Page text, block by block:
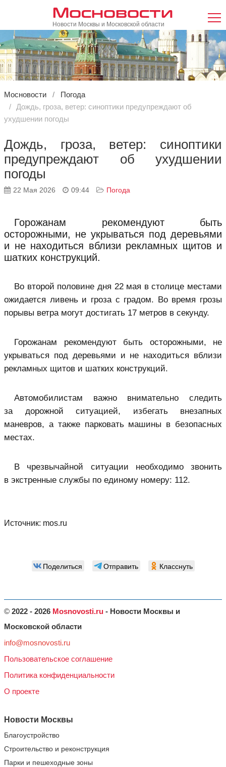
Мосновости
Новости Москвы и Московской области
Мосновости
Погода
Дождь, гроза, ветер: синоптики предупреждают об
ухудшении погоды
Дождь, гроза, ветер: синоптики
предупреждают об ухудшении
погоды
22 Мая 2026 09:44 Погода
Горожанам рекомендуют быть
осторожными, не укрываться под деревьями
и не находиться вблизи рекламных щитов и
шатких конструкций.
Во второй половине дня 22 мая в столице местами
ожидается ливень и гроза с градом. Во время грозы
порывы ветра могут достигать 17 метров в секунду.
Горожанам рекомендуют быть осторожными, не
укрываться под деревьями и не находиться вблизи
рекламных щитов и шатких конструкций.
Автомобилистам важно внимательно следить
за дорожной ситуацией, избегать внезапных
маневров, а также парковать машины в безопасных
местах.
В чрезвычайной ситуации необходимо звонить
в экстренные службы по единому номеру: 112.
Источник: mos.ru
Поделиться Отправить Класснуть
© 2022 - 2026 Mosnovosti.ru - Новости Москвы и
Московской области
info@mosnovosti.ru
Пользовательское соглашение
Политика конфиденциальности
О проекте
Новости Москвы
Благоустройство
Строительство и реконструкция
Парки и пешеходные зоны